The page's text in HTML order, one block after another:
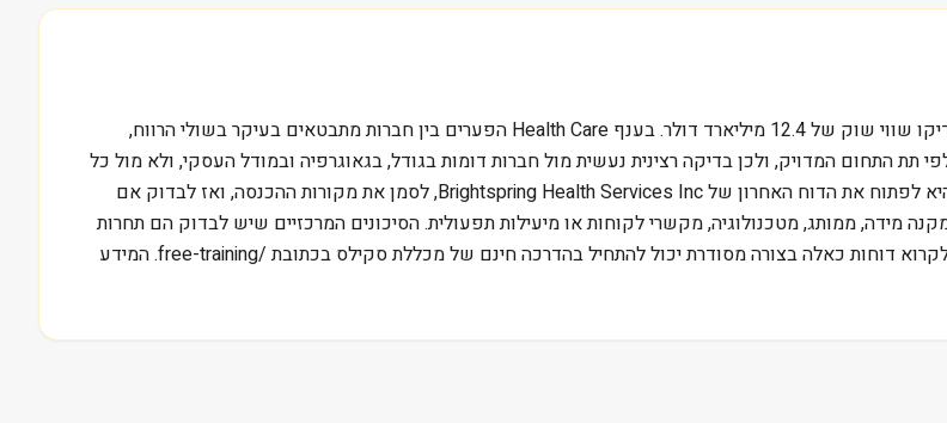
השאלה המרכזית בניתוח BTSG היא מה צריך לקרות בעסק כדי שהתוצאות יצדיקו שווי שוק של 12.4 מיליארד דולר. בענף Health Care הפערים בין חברות מתבטאים בעיקר בשולי הרווח,
התחום המדויק, ולכן בדיקה רצינית נעשית מול חברות דומות בגודל, בגאוגרפיה ובמודל העסקי, ולא מול כל
חברה שנמצאת באותו סקטור כללי. עבור משקיע ישראלי, דרך עבודה סבירה היא לפתוח את הדוח האחרון של Brightspring Health Services Inc, לסמן את מקורות ההכנסה, ואז לבדוק אם
מידה, ממותג, מטכנולוגיה, מקשרי לקוחות או מיעילות תפעולית. הסיכונים המרכזיים שיש לבדוק הם תחרות
מחירים, שינויי רגולציה, סביבת ריבית ותלות בשוק יעד אחד. מי שרוצה ללמוד לקרוא דוחות כאלה בצורה מסודרת יכול להתחיל בהדרכה חינם של מכללת סקילס בכתובת /free-training. המידע